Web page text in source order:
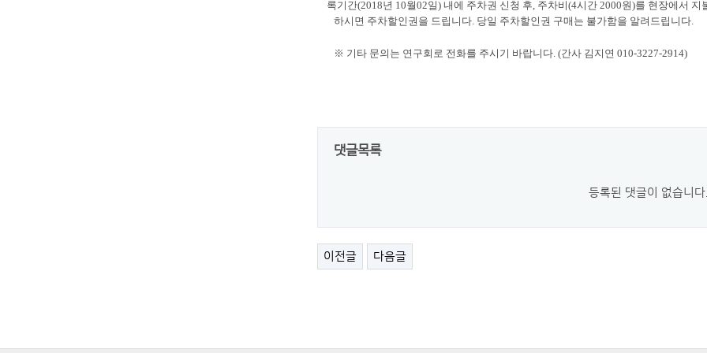
록기간(2018년 10월02일) 내에 주차권 신청 후 주차비(4시간 2000원)를 현장에서 지
하시면 주차할인권을 드립니다 당일 주차할인권 구매는 불가함을 알려드립니다
※ 기타 문의는 연구회로 전화를 주시기 바랍니다 . (간사 김지연 010-3227-2914)
댓글목록
등록된 댓글이 없습니다.
이전글 다음글